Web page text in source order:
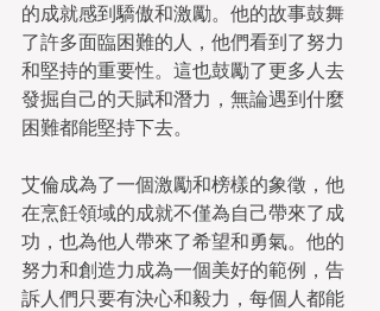
的成就感到驕傲和激勵。他的故事鼓舞
了許多面臨困難的人，他們看到了努力
和堅持的重要性。這也鼓勵了更多人去
發掘自己的天賦和潛力，無論遇到什麼
困難都能堅持下去。
艾倫成為了一個激勵和榜樣的象徵，他
在烹飪領域的成就不僅為自己帶來了成
功，也為他人帶來了希望和勇氣。他的
努力和創造力成為一個美好的範例，告
訴人們只要有決心和毅力，每個人都能